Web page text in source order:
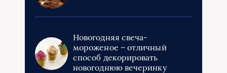
Новогодняя свеча-
мороженое – отличный
способ декорировать
новогоднюю вечеринку